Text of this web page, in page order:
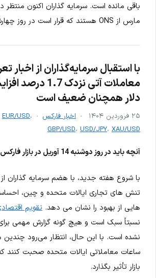
باقی مانده است. سرمایه گذاران اکنون منتظر
مارس از ONS هستند که قرار است در روز چهارشنبه ارائه شود.
با استقبال سرمایه‌گذاران از اخبار
معاملات آتی نزدک
دلار همچنان ضعیف است
۲۵ فروردین ۱۴۰۴ اخبار فارکس EUR/USD،
GBP/USD، USD/JPY، XAU/USD
آنچه باید در روز دوشنبه 14 آوریل در بازار فارکس بدانید
با شروع هفته جدید، با هضم سرمایه گذاران
تنش های تجاری ایالات متحده و چین،
هایی از بهبود را نشان می دهد. تقویم
نسبتاً سبک است و هیچ گونه گزارش مهمی برای
نشده است. با این حال، انتظار می‌رود چندین
ساعات معاملاتی ایالات متحده صحبت کنند
بازار تأثیر بگذارد.